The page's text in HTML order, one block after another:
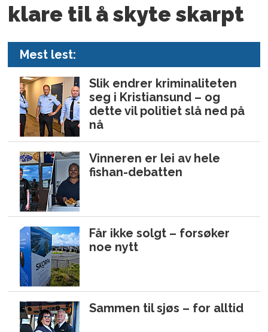
klare til å skyte skarpt
Mest lest:
Slik endrer kriminaliteten
seg i Kristiansund – og
dette vil politiet slå ned på
nå
Vinneren er lei av hele
fishan-debatten
Får ikke solgt – forsøker
noe nytt
Sammen til sjøs – for alltid